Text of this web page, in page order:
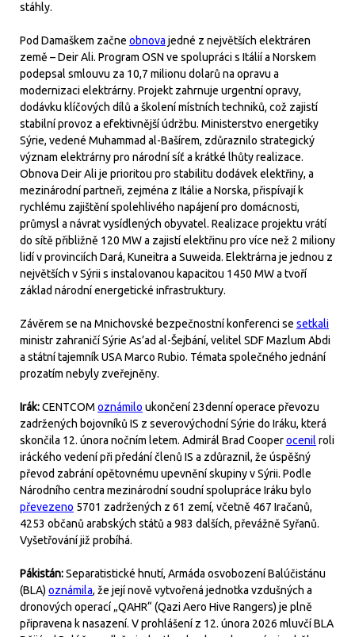
stáhly.
Pod Damaškem začne obnova jedné z největších elektráren
země – Deir Ali. Program OSN ve spolupráci s Itálií a Norskem
podepsal smlouvu za 10,7 milionu dolarů na opravu a
modernizaci elektrárny. Projekt zahrnuje urgentní opravy,
dodávku klíčových dílů a školení místních techniků, což zajistí
stabilní provoz a efektivnější údržbu. Ministerstvo energetiky
Sýrie, vedené Muhammad al-Bašírem, zdůraznilo strategický
význam elektrárny pro národní síť a krátké lhůty realizace.
Obnova Deir Ali je prioritou pro stabilitu dodávek elektřiny, a
mezinárodní partneři, zejména z Itálie a Norska, přispívají k
rychlému zajištění spolehlivého napájení pro domácnosti,
průmysl a návrat vysídlených obyvatel. Realizace projektu vrátí
do sítě přibližně 120 MW a zajistí elektřinu pro více než 2 miliony
lidí v provinciích Dará, Kuneitra a Suweida. Elektrárna je jednou z
největších v Sýrii s instalovanou kapacitou 1450 MW a tvoří
základ národní energetické infrastruktury.
Závěrem se na Mnichovské bezpečnostní konferenci se setkali
ministr zahraničí Sýrie As’ad al-Šejbání, velitel SDF Mazlum Abdi
a státní tajemník USA Marco Rubio. Témata společného jednání
prozatím nebyly zveřejněny.
Irák:CENTCOM oznámilo ukončení 23denní operace převozu
zadržených bojovníků IS z severovýchodní Sýrie do Iráku, která
skončila 12. února nočním letem. Admirál Brad Cooperocenil roli
iráckého vedení při předání členů IS a zdůraznil, že úspěšný
převod zabrání opětovnému upevnění skupiny v Sýrii. Podle
Národního centra mezinárodní soudní spolupráce Iráku bylo
převezeno 5701 zadržených z 61 zemí, včetně 467 Iračanů,
4253 občanů arabských států a 983 dalších, převážně Syřanů.
Vyšetřování již probíhá.
Pákistán:Separatistické hnutí, Armáda osvobození Balúčistánu
(BLA) oznámila, že její nově vytvořená jednotka vzdušných a
dronových operací „QAHR“ (Qazi Aero Hive Rangers) je plně
připravena k nasazení. V prohlášení z 12. února 2026 mluvčí BLA